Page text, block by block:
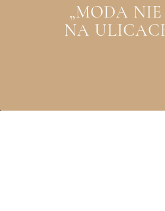
„MODA
NA